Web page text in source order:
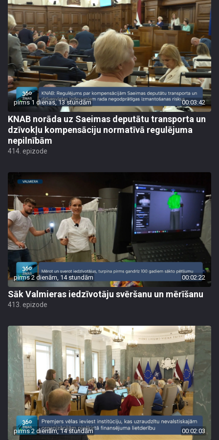
pirms 1 dienas, 13 stundām 00:03:42
KNAB norāda uz Saeimas deputātu transporta un
dzīvokļu kompensāciju normatīvā regulējuma
nepilnībām
414. epizode
pirms 2 dienām, 14 stundām 00:02:22
Sāk Valmieras iedzīvotāju svēršanu un mērīšanu
413. epizode
pirms 2 dienām, 14 stundām 00:02:03